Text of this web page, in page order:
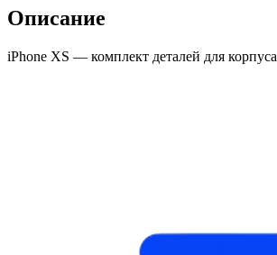
Описание
iPhone XS — комплект деталей для корпуса